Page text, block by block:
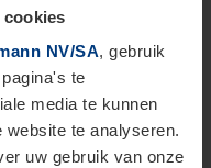
cookies
NV/SA, gebruik
te
media te kunnen
website te analyseren.
uw gebruik van onze